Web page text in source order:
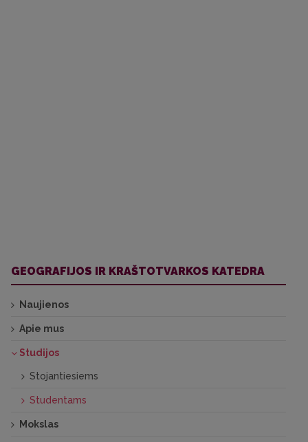
GEOGRAFIJOS IR KRAŠTOTVARKOS KATEDRA
Naujienos
Apie mus
Studijos
Stojantiesiems
Studentams
Mokslas